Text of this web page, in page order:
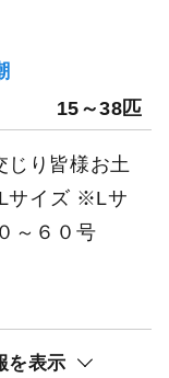
15～38匹
じり皆様お土
サイズ ※Lサ
～６０号
を表示